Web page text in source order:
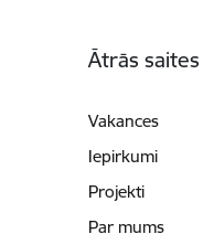
Ātrās saites
Vakances
Iepirkumi
Projekti
Par mums